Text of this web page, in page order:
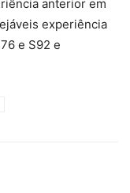
anterior em
experiência
e S92 e